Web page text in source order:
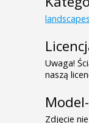
landscapes
Uwaga!
naszą
Zdjęcie